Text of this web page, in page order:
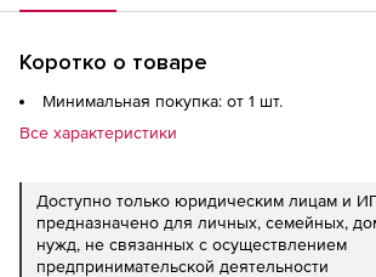
Коротко о товаре
Минимальная покупка: от 1 шт.
Все характеристики
Доступно только юридическим лицам и
предназначено для личных, семейных,
нужд, не связанных с осуществлением
предпринимательской деятельности